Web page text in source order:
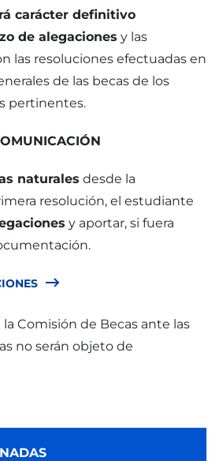
carácter definitivo
de alegaciones y las
las resoluciones efectuadas en
de las becas de los
pertinentes.
naturales desde la
resolución, el estudiante
y aportar, si fuera
Comisión de Becas ante las
no serán objeto de